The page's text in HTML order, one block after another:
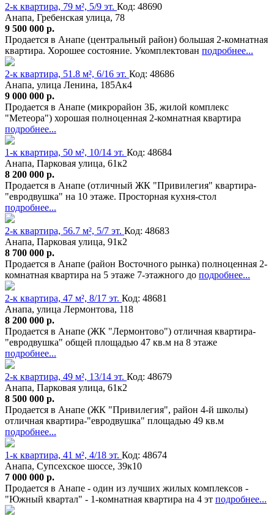
2-к квартира, 79 м², 5/9 эт. Код: 48690
Анапа, Гребенская улица, 78
9 500 000 р.
Продается в Анапе (центральный район) большая 2-комнатная
квартира. Хорошее состояние. Укомплектован подробнее...
2-к квартира, 51.8 м², 6/16 эт. Код: 48686
Анапа, улица Ленина, 185Ак4
9 000 000 р.
Продается в Анапе (микрорайон 3Б, жилой комплекс
"Метеора") хорошая полноценная 2-комнатная квартира
подробнее...
1-к квартира, 50 м², 10/14 эт. Код: 48684
Анапа, Парковая улица, 61к2
8 200 000 р.
Продается в Анапе (отличный ЖК "Привилегия" квартира-
"евродвушка" на 10 этаже. Просторная кухня-стол
подробнее...
2-к квартира, 56.7 м², 5/7 эт. Код: 48683
Анапа, Парковая улица, 91к2
8 700 000 р.
Продается в Анапе (район Восточного рынка) полноценная 2-
комнатная квартира на 5 этаже 7-этажного до подробнее...
2-к квартира, 47 м², 8/17 эт. Код: 48681
Анапа, улица Лермонтова, 118
8 200 000 р.
Продается в Анапе (ЖК "Лермонтово") отличная квартира-
"евродвушка" общей площадью 47 кв.м на 8 этаже
подробнее...
2-к квартира, 49 м², 13/14 эт. Код: 48679
Анапа, Парковая улица, 61к2
8 500 000 р.
Продается в Анапе (ЖК "Привилегия", район 4-й школы)
отличная квартира-"евродвушка" площадью 49 кв.м
подробнее...
1-к квартира, 41 м², 4/18 эт. Код: 48674
Анапа, Супсехское шоссе, 39к10
7 000 000 р.
Продается в Анапе - один из лучших жилых комплексов -
"Южный квартал" - 1-комнатная квартира на 4 эт подробнее...